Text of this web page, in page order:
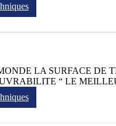
LA SURFACE DE
“ LE